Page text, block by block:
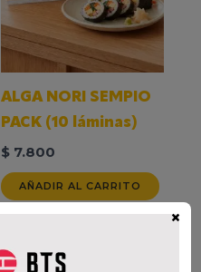
ALGA NORI SEMPIO
PACK (10 láminas)
$7.800
AÑADIR AL CARRITO
×